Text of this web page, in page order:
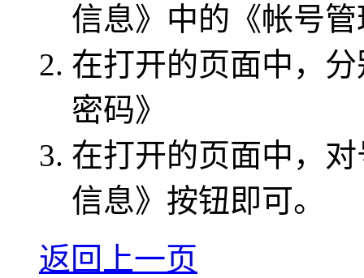
信息》中的《帐号
在打开的页面中，
密码》
在打开的页面中，
信息》按钮即可。
返回上一页